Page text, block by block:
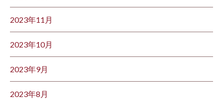
2023年11月
2023年10月
2023年9月
2023年8月